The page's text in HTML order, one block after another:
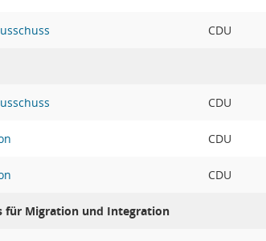
CDU
CDU
CDU
CDU
für Migration und Integration